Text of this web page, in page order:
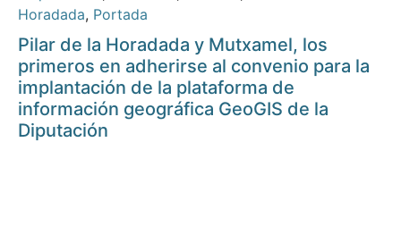
Horadada, Portada
Pilar de la Horadada y Mutxamel, los
primeros en adherirse al convenio para la
implantación de la plataforma de
información geográfica GeoGIS de la
Diputación